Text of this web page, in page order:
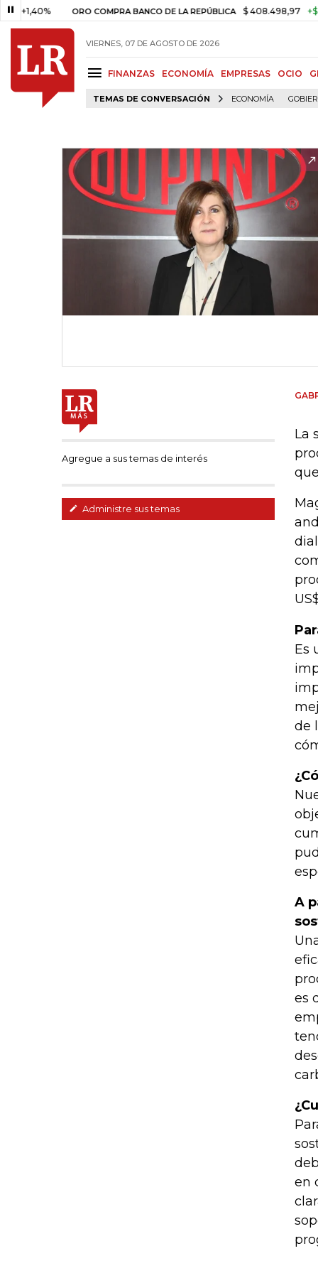
ORO COMPRA BANCO DE LA REPÚBLICA $ 408.498,97 +$ 8.753,81
VIERNES, 07 DE AGOSTO DE 2026
FINANZAS ECONOMÍA EMPRESAS OCIO
TEMAS DE CONVERSACIÓN ECONOMÍA
Agregue a sus temas de interés
Administre sus temas
La
Es
de
A
es
en